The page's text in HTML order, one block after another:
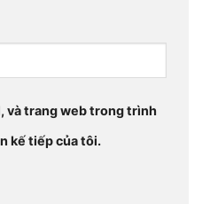
và trang web trong trình
kế tiếp của tôi.